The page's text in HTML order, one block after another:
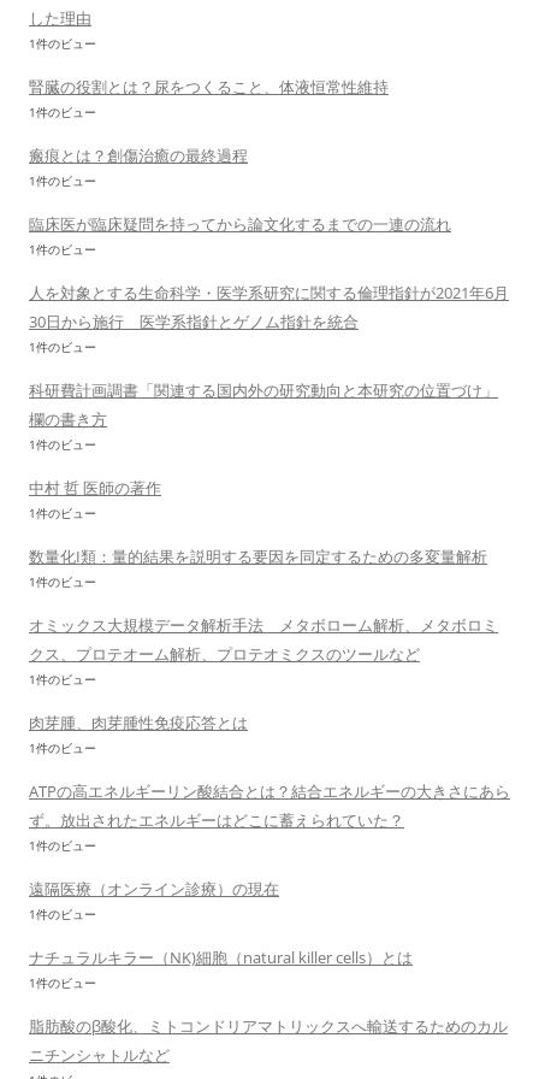
した理由
1件のビュー
腎臓の役割とは？尿をつくること、体液恒常性維持
1件のビュー
瘢痕とは？創傷治癒の最終過程
1件のビュー
臨床医が臨床疑問を持ってから論文化するまでの一連の流れ
1件のビュー
人を対象とする生命科学・医学系研究に関する倫理指針が2021年6月
30日から施行 医学系指針とゲノム指針を統合
1件のビュー
科研費計画調書「関連する国内外の研究動向と本研究の位置づけ」
欄の書き方
1件のビュー
中村 哲 医師の著作
1件のビュー
数量化I類：量的結果を説明する要因を同定するための多変量解析
1件のビュー
オミックス大規模データ解析手法 メタボローム解析、メタボロミ
クス、プロテオーム解析、プロテオミクスのツールなど
1件のビュー
肉芽腫、肉芽腫性免疫応答とは
1件のビュー
ATPの高エネルギーリン酸結合とは？結合エネルギーの大きさにあら
ず。放出されたエネルギーはどこに蓄えられていた？
1件のビュー
遠隔医療（オンライン診療）の現在
1件のビュー
ナチュラルキラー（NK)細胞（natural killer cells）とは
1件のビュー
脂肪酸のβ酸化、ミトコンドリアマトリックスへ輸送するためのカル
ニチンシャトルなど